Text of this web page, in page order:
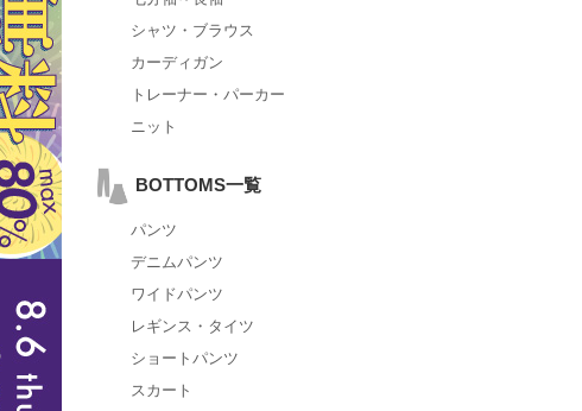
シャツ・ブラウス
カーディガン
トレーナー・パーカー
ニット
BOTTOMS一覧
パンツ
デニムパンツ
ワイドパンツ
レギンス・タイツ
ショートパンツ
スカート